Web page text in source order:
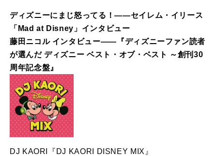
ディズニーにまじ怒ってる！――セイレム・イリース
「Mad at Disney」インタビュー
藤田ニコル インタビュー――『ディズニーファン読者
が選んだ ディズニー ベスト・オブ・ベスト ～創刊30
周年記念盤』
DJ KAORI『DJ KAORI DISNEY MIX』